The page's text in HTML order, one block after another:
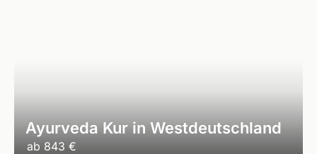
Ayurveda Kur in Westdeutschland
ab 843 €